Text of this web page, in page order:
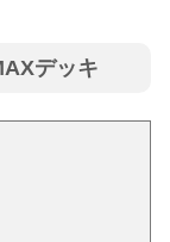
デッキ